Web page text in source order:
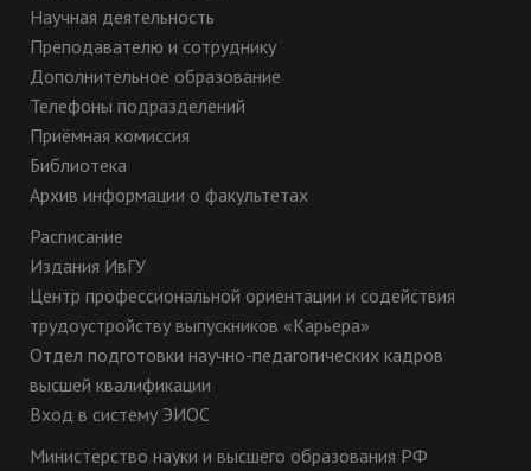
Научная деятельность
Преподавателю и сотруднику
Дополнительное образование
Телефоны подразделений
Приёмная комиссия
Библиотека
Архив информации о факультетах
Расписание
Издания ИвГУ
Центр профессиональной ориентации и содействия
трудоустройству выпускников «Карьера»
Отдел подготовки научно-педагогических кадров
высшей квалификации
Вход в систему ЭИОС
Министерство науки и высшего образования РФ